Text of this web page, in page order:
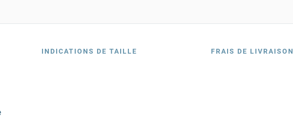
INDICATIONS DE TAILLE FRAIS DE LIVRAISON